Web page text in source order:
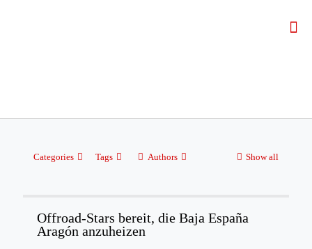
Categories Tags Authors Show all
Offroad-Stars bereit, die Baja España
Aragón anzuheizen